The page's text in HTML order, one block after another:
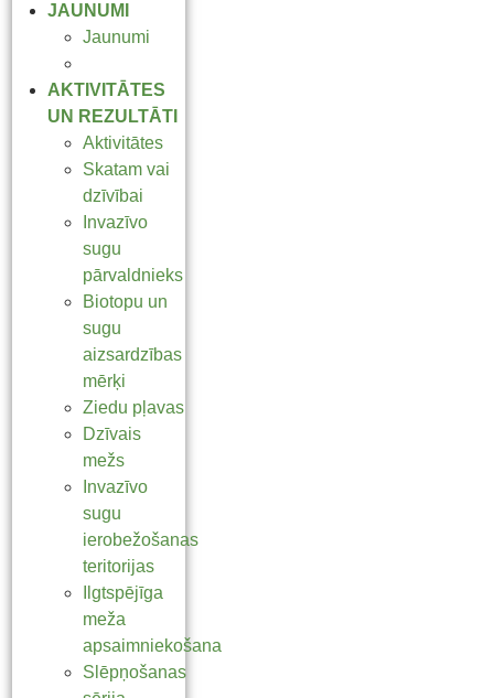
JAUNUMI
Jaunumi
AKTIVITĀTES
UN REZULTĀTI
Aktivitātes
Skatam vai
dzīvībai
Invazīvo
sugu
pārvaldnieks
Biotopu un
sugu
aizsardzības
mērķi
Ziedu pļavas
Dzīvais
mežs
Invazīvo
sugu
ierobežošanas
teritorijas
Ilgtspējīga
meža
apsaimniekošana
Slēpņošanas